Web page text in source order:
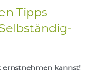
Tipps
ernstnehmen kannst!